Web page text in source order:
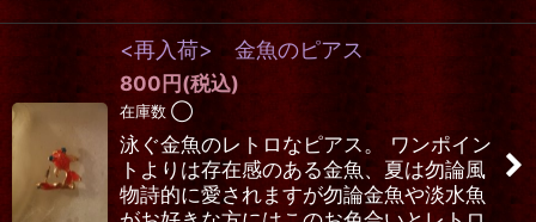
<再入荷> 金魚のピアス
800 円 (税込)
在庫数 ◯
泳ぐ金魚のレトロなピアス。 ワンポイン
トよりは存在感のある金魚、夏は勿論風
物詩的に愛されますが勿論金魚や淡水魚